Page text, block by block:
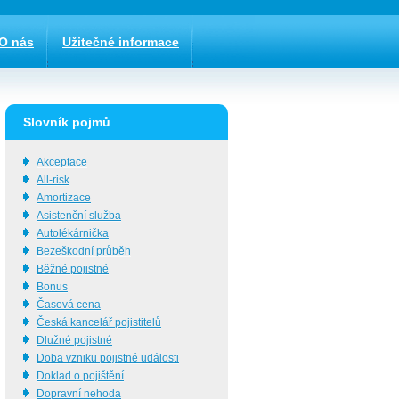
nás Užitečné informace
Slovník pojmů
Akceptace
All-risk
Amortizace
Asistenční služba
Autolékárnička
Bezeškodní průběh
Běžné pojistné
Bonus
Časová cena
Česká kancelář pojistitelů
Dlužné pojistné
Doba vzniku pojistné události
Doklad o pojištění
Dopravní nehoda